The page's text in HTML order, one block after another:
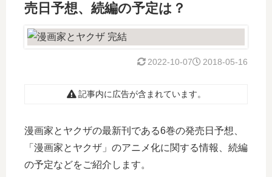
売日予想、続編の予定は？
2018-05-16
2022-10-07
記事内に広告が含まれています。
漫画家とヤクザの最新刊である6巻の発売日予想、
「漫画家とヤクザ」のアニメ化に関する情報、続編
の予定などをご紹介します。